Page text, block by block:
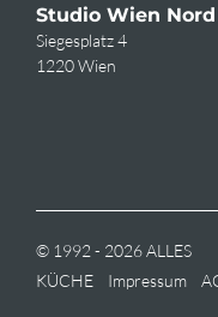
Studio Wien Nord
Siegesplatz 4
1220 Wien
© 1992 - 2026 ALLES
KÜCHE Impressum